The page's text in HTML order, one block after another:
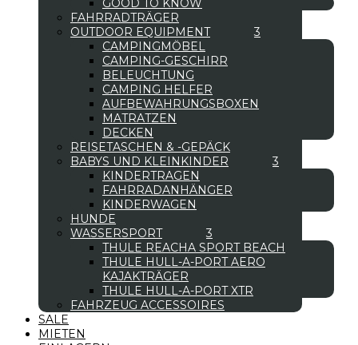
GOOD TO KNOW
FAHRRADTRÄGER
OUTDOOR EQUIPMENT
CAMPINGMÖBEL
CAMPING-GESCHIRR
BELEUCHTUNG
CAMPING HELFER
AUFBEWAHRUNGSBOXEN
MATRATZEN
DECKEN
REISETASCHEN & -GEPÄCK
BABYS UND KLEINKINDER
KINDERTRAGEN
FAHRRADANHÄNGER
KINDERWAGEN
HUNDE
WASSERSPORT
THULE REACHA SPORT BEACH
THULE HULL-A-PORT AERO
KAJAKTRÄGER
THULE HULL-A-PORT XTR
FAHRZEUG ACCESSOIRES
SALE
MIETEN